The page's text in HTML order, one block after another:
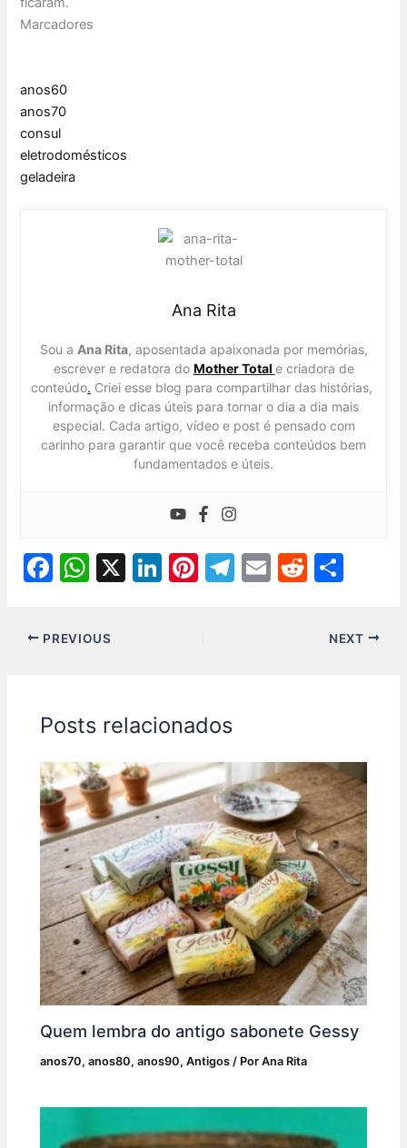
Marcadores
anos60
anos70
consul
eletrodomésticos
geladeira
Ana Rita
Sou a Ana Rita, aposentada apaixonada por memórias,
escrever e redatora do Mother Total e criadora de
conteúdo. Criei esse blog para compartilhar das histórias,
informação e dicas úteis para tornar o dia a dia mais
especial. Cada artigo, vídeo e post é pensado com
carinho para garantir que você receba conteúdos bem
fundamentados e úteis.
F
c
e
o
o
k
W
at
s
p
p
X
Li
n
Pi T
E
R
di
ar
e
PREVIOUS NEXT
Posts relacionados
Quem lembra do antigo sabonete Gessy
anos70,anos80,anos90,Antigos / PorAna Rita